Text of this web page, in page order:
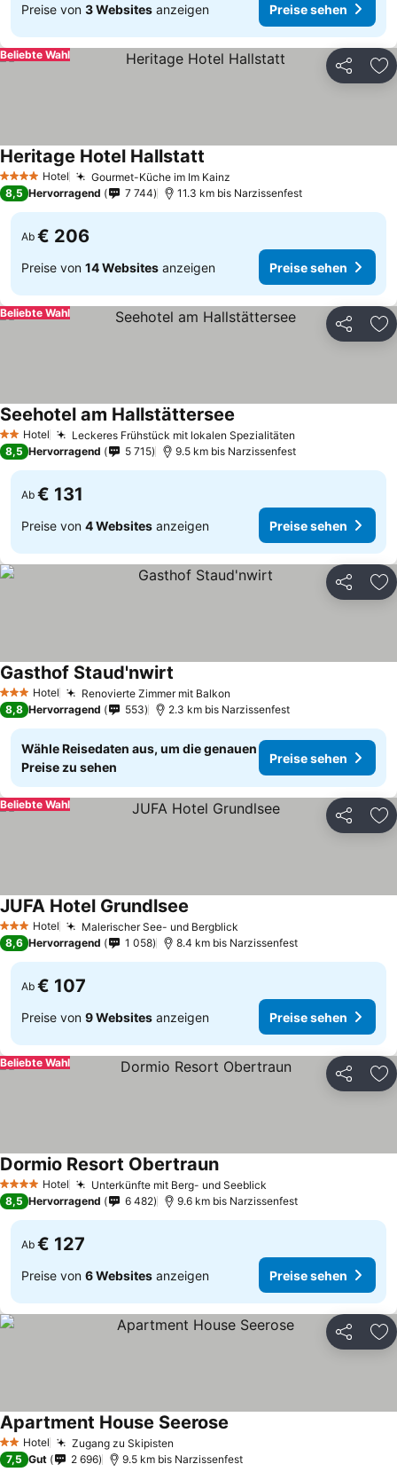
Preise von 3 Websites anzeigen Preise sehen
Teilen
Beliebte Wahl
4 Sterne Hotel Gourmet-Küche im Im Kainz
Heritage Hotel Hallstatt
8,5 Hervorragend 7 744 11.3 km bis Narzissenfest
Ab € 206
Preise von 14 Websites anzeigen Preise sehen
Teilen
Beliebte Wahl
2 Sterne
Hotel Leckeres Frühstück mit lokalen Spezialitäten
Seehotel am Hallstättersee
8,5 Hervorragend 5 715 9.5 km bis Narzissenfest
Ab € 131
Preise von 4 Websites anzeigen Preise sehen
Teilen
3 SterneHotel Renovierte Zimmer mit Balkon
Gasthof Staud'nwirt
8,8 Hervorragend 553 2.3 km bis Narzissenfest
Wähle Reisedaten aus, um die genauen
Preise zu sehen
Preise sehen
Teilen
Beliebte Wahl
3 SterneHotel Malerischer See- und Bergblick
JUFA Hotel Grundlsee
8,6 Hervorragend 1 058 8.4 km bis Narzissenfest
Ab € 107
Preise von 9 Websites anzeigen Preise sehen
Teilen
Beliebte Wahl
4 Sterne Hotel Unterkünfte mit Berg- und Seeblick
Dormio Resort ObertraunPreise sehen
8,5 Hervorragend 6 482 9.6 km bis Narzissenfest
Ab € 127
Preise von 6 Websites anzeigen Preise sehen
Teilen
2 Sterne
Hotel Zugang zu Skipisten
Apartment House Seerose
7,5 Gut 2 696 9.5 km bis Narzissenfest